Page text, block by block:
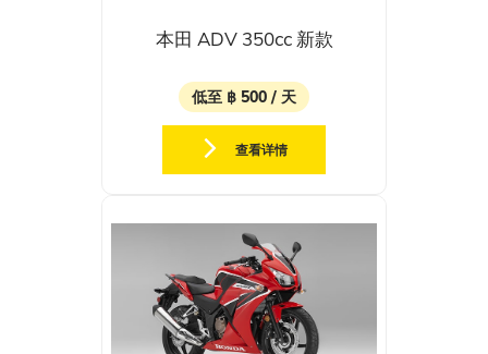
本田 ADV 350cc 新款
低至 ฿ 500 / 天
查看详情